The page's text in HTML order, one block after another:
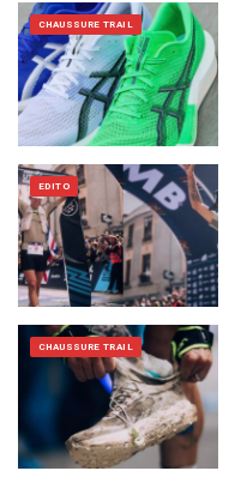
CHAUSSURE TRAIL
EDITO
CHAUSSURE TRAIL